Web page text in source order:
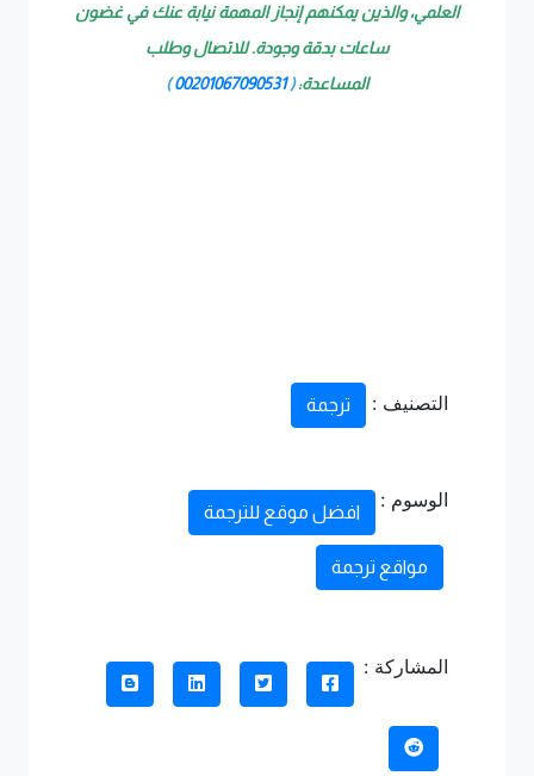
العلمي، والذين يمكنهم إنجاز المهمة نيابة عنك في غضون
ساعات بدقة وجودة. للاتصال وطلب
المساعدة: (
00201067090531
)
التصنيف : ترجمة
الوسوم :
افضل موقع للترجمة
مواقع ترجمة
المشاركة :